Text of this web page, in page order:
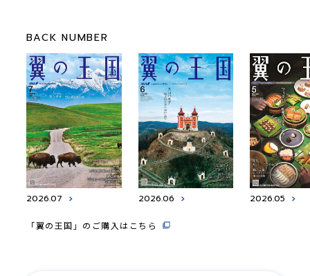
BACK NUMBER
2026.07 2026.06 2026.05
「翼の王国」のご購入はこちら